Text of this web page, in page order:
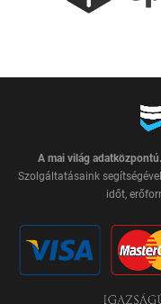
A mai világ adatközpontú.
Szolgáltatásaink
időt,